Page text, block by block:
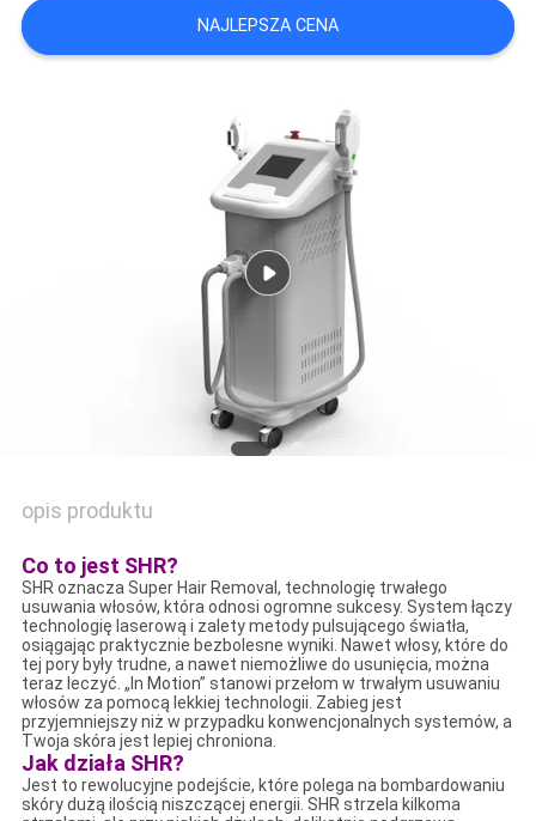
NAJLEPSZA CENA
opis produktu
Co to jest SHR?
SHR oznacza Super Hair Removal, technologię trwałego
usuwania włosów, która odnosi ogromne sukcesy. System łączy
technologię laserową i zalety metody pulsującego światła,
osiągając praktycznie bezbolesne wyniki. Nawet włosy, które do
tej pory były trudne, a nawet niemożliwe do usunięcia, można
teraz leczyć. „In Motion” stanowi przełom w trwałym usuwaniu
włosów za pomocą lekkiej technologii. Zabieg jest
przyjemniejszy niż w przypadku konwencjonalnych systemów, a
Twoja skóra jest lepiej chroniona.
Jak działa SHR?
Jest to rewolucyjne podejście, które polega na bombardowaniu
skóry dużą ilością niszczącej energii. SHR strzela kilkoma